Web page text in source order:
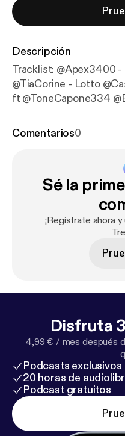
Descripción
Tracklist: @Apex3400 -
@TiaCorine - Lotto
ft @ToneCapone334
@SirCarltonOfAllBanks
@Tragic_Ace - No Cap
@ttalsxemils - Jack
Comentarios0
Sé la
¡Regístrate ahora
Disfruta
4,99 € / mes después
Podcasts exclusivos
20 horas de
Podcast gratuitos